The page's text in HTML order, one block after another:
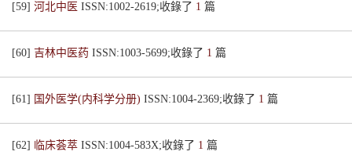
[59] 河北中医 ISSN:1002-2619;收錄了 1 篇
[60] 吉林中医药 ISSN:1003-5699;收錄了 1 篇
[61] 国外医学(内科学分册) ISSN:1004-2369;收錄了 1 篇
[62] 临床荟萃 ISSN:1004-583X;收錄了 1 篇